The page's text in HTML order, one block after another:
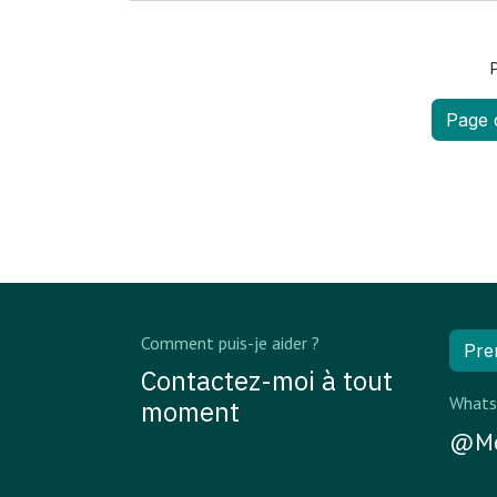
Page
Comment puis-je aider ?
Contactez-moi à tout
moment